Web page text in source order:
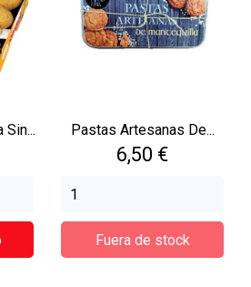
Sin... Pastas Artesanas De...
Precio
6,50 €
Fuera de stock